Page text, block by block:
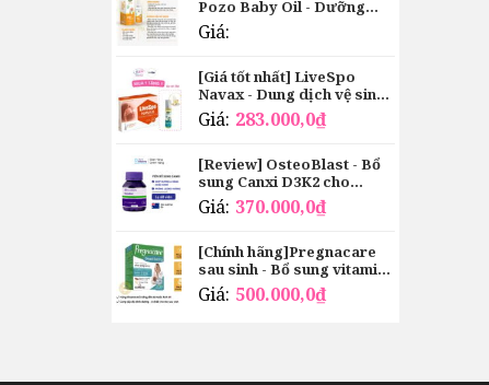
Pozo Baby Oil - Dưỡng
ẩm, giữ ấm cho bé
Giá:
[Giá tốt nhất] LiveSpo
Navax - Dung dịch vệ sinh
tai mũi họng
Giá: 283.000,0₫
[Review] OsteoBlast - Bổ
sung Canxi D3K2 cho
xương chắc khoẻ
Giá: 370.000,0₫
[Chính hãng]Pregnacare
sau sinh - Bổ sung vitamin
và lợi sữa cho mẹ
Giá: 500.000,0₫